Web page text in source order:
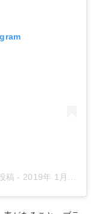
稿 - 2019年 1月月13日午後8時28分PST